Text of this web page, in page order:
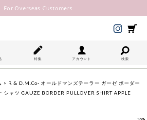
For Overseas Customers
特集 アカウント 検索
> R & D.M.Co- オールドマンズテーラー ガーゼ ボーダー
シャツ GAUZE BORDER PULLOVER SHIRT APPLE